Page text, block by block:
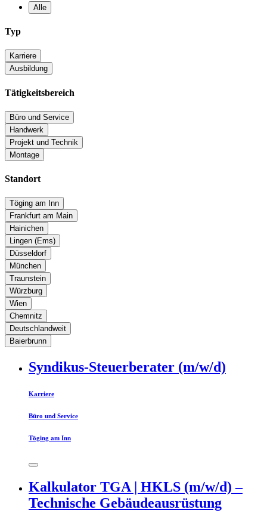
Alle
Typ
Karriere
Ausbildung
Tätigkeitsbereich
Büro und Service
Handwerk
Projekt und Technik
Montage
Standort
Töging am Inn
Frankfurt am Main
Hainichen
Lingen (Ems)
Düsseldorf
München
Traunstein
Würzburg
Wien
Chemnitz
Deutschlandweit
Baierbrunn
Syndikus-Steuerberater (m/w/d)
Karriere
Büro und Service
Töging am Inn
Kalkulator TGA | HKLS (m/w/d) –
Technische Gebäudeausrüstung